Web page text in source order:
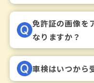
免許証の画像を
なりますか？
車検はいつから